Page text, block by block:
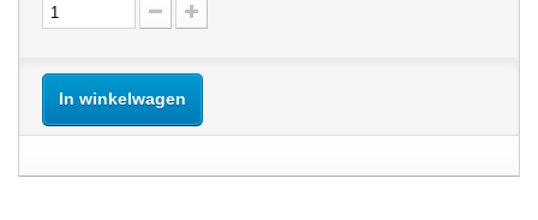
In winkelwagen